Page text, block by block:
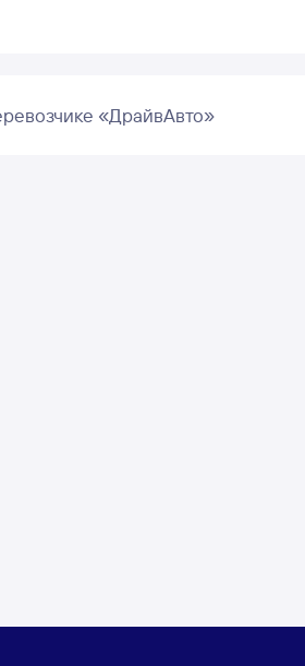
«ДрайвАвто»